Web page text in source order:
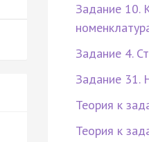
Задание 10.
Задание 4.
Задание 31.
Теория к
Теория к